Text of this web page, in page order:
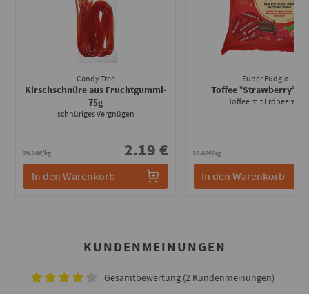
Candy Tree
Kirschschnüre aus Fruchtgummi-
75g
schnüriges Vergnügen
29.20€/kg 2.19 €
In den Warenkorb
Super Fudgio
Toffee °Strawberry°
Toffee mit Erdbeeren!
20.60€/kg
In den Warenkorb
KUNDENMEINUNGEN
Gesamtbewertung (2 Kundenmeinungen)